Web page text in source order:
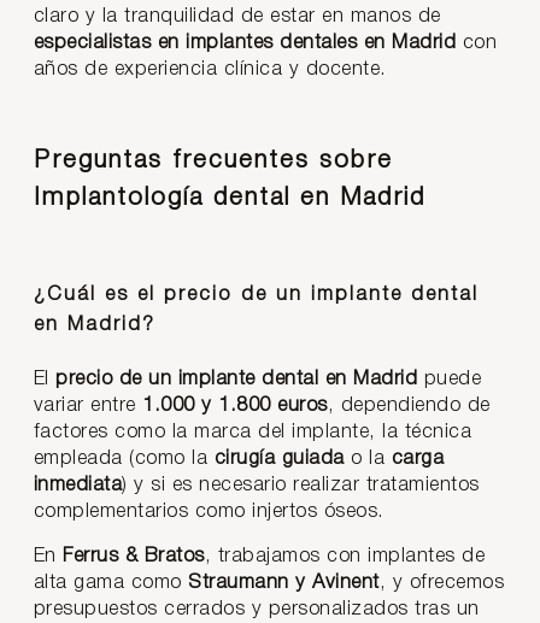
claro y la tranquilidad de estar en manos de
especialistas en implantes dentales en Madrid con
años de experiencia clínica y docente.
Preguntas frecuentes sobre
Implantología dental en Madrid
¿Cuál es el precio de un implante dental
en Madrid?
El precio de un implante dental en Madrid puede
variar entre 1.000 y 1.800 euros, dependiendo de
factores como la marca del implante, la técnica
empleada (como la cirugía guiadao la carga
inmediata) y si es necesario realizar tratamientos
complementarios como injertos óseos.
En Ferrus & Bratos, trabajamos con implantes de
alta gama como Straumann y Avinent, y ofrecemos
presupuestos cerrados y personalizados tras un